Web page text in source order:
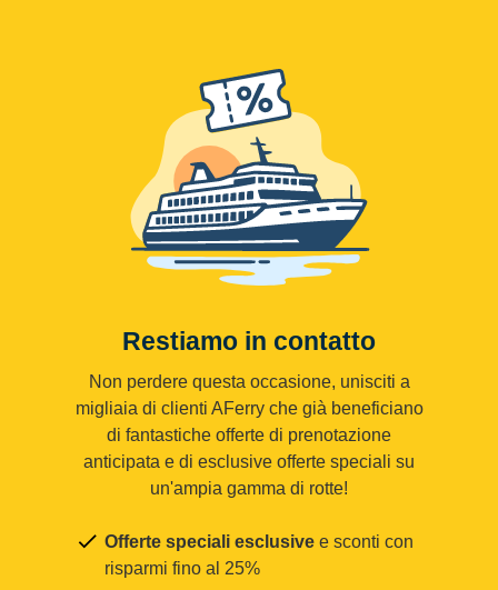
Restiamo in contatto
Non perdere questa occasione, unisciti a
migliaia di clienti AFerry che già beneficiano
di fantastiche offerte di prenotazione
anticipata e di esclusive offerte speciali su
un'ampia gamma di rotte!
Offerte speciali esclusive e sconti con
risparmi fino al 25%